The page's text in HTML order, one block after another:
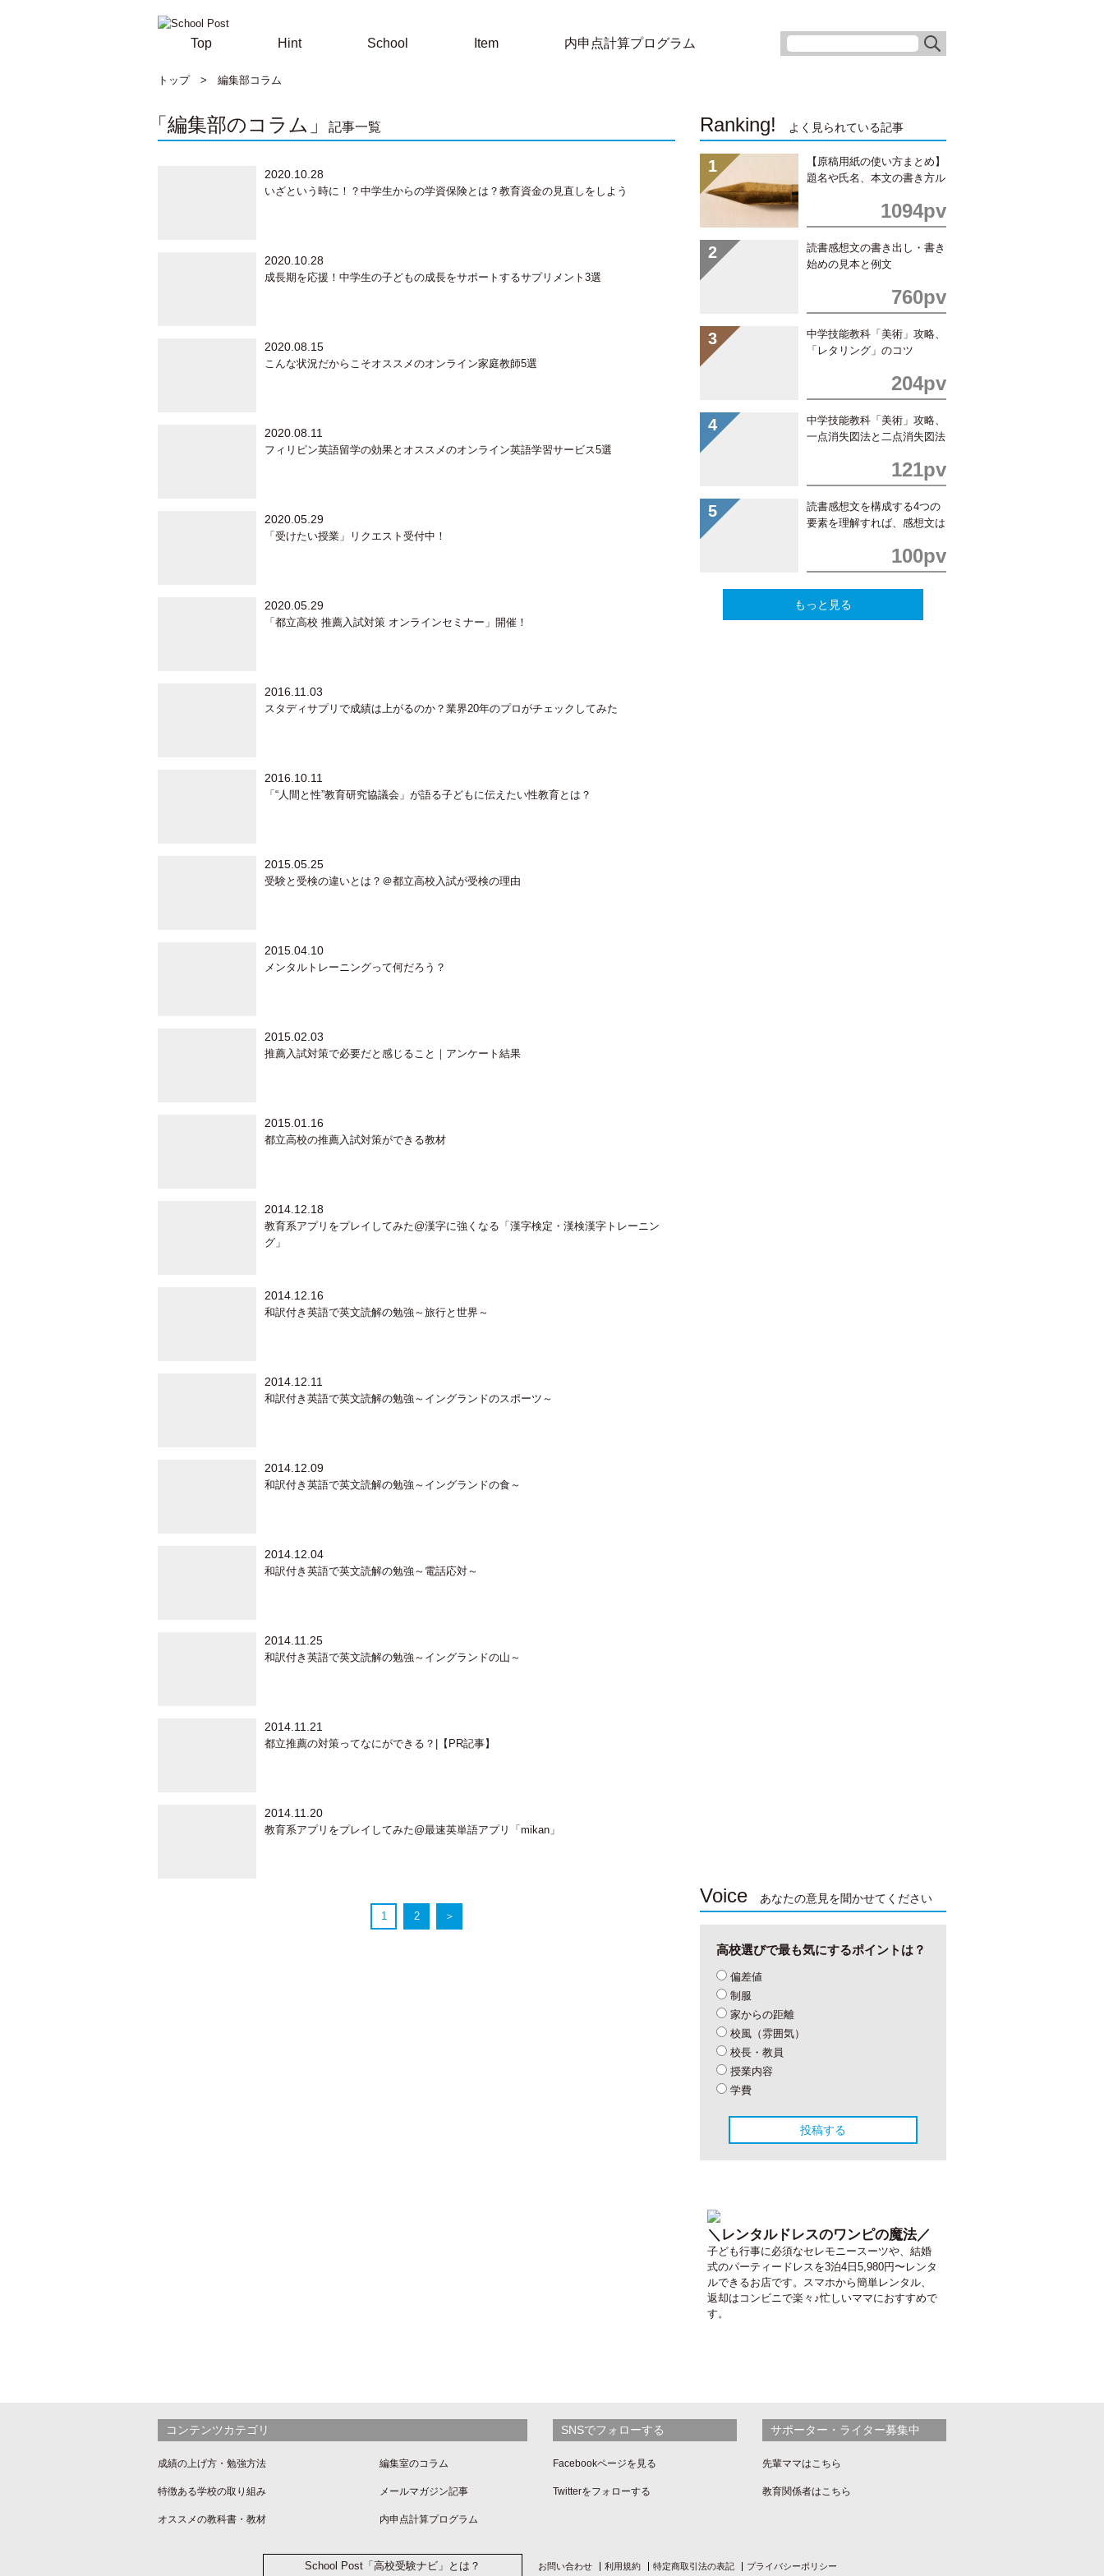
Top Hint School Item 内申点計算プログラム
トップ> 編集部コラム
「編集部のコラム」 記事一覧
2020.10.28
いざという時に！？中学生からの学資保険とは？教育資金の見直しをしよう
2020.10.28
成長期を応援！中学生の子どもの成長をサポートするサプリメント3選
2020.08.15
こんな状況だからこそオススメのオンライン家庭教師5選
2020.08.11
フィリピン英語留学の効果とオススメのオンライン英語学習サービス5選
2020.05.29
「受けたい授業」リクエスト受付中！
2020.05.29
「都立高校 推薦入試対策 オンラインセミナー」開催！
2016.11.03
スタディサプリで成績は上がるのか？業界20年のプロがチェックしてみた
2016.10.11
「“人間と性”教育研究協議会」が語る子どもに伝えたい性教育とは？
2015.05.25
受験と受検の違いとは？＠都立高校入試が受検の理由
2015.04.10
メンタルトレーニングって何だろう？
2015.02.03
推薦入試対策で必要だと感じること｜アンケート結果
2015.01.16
都立高校の推薦入試対策ができる教材
2014.12.18
教育系アプリをプレイしてみた@漢字に強くなる「漢字検定・漢検漢字トレーニン
グ」
2014.12.16
和訳付き英語で英文読解の勉強～旅行と世界～
2014.12.11
和訳付き英語で英文読解の勉強～イングランドのスポーツ～
2014.12.09
和訳付き英語で英文読解の勉強～イングランドの食～
2014.12.04
和訳付き英語で英文読解の勉強～電話応対～
2014.11.25
和訳付き英語で英文読解の勉強～イングランドの山～
2014.11.21
都立推薦の対策ってなにができる？|【PR記事】
2014.11.20
教育系アプリをプレイしてみた@最速英単語アプリ「mikan」
1 2 ＞
Ranking! よく見られている記事
【原稿用紙の使い方まとめ】
題名や氏名、本文の書き方ル
1094pv
読書感想文の書き出し・書き
始めの見本と例文
760pv
中学技能教科「美術」攻略、
「レタリング」のコツ
204pv
中学技能教科「美術」攻略、
一点消失図法と二点消失図法
121pv
読書感想文を構成する4つの
要素を理解すれば、感想文は
100pv
もっと見る
Voice あなたの意見を聞かせてください
高校選びで最も気にするポイントは？
偏差値
制服
家からの距離
校風（雰囲気）
校長・教員
授業内容
学費
＼レンタルドレスのワンピの魔法／
子ども行事に必須なセレモニースーツや、結婚
式のパーティードレスを3泊4日5,980円〜レンタ
ルできるお店です。スマホから簡単レンタル、
返却はコンビニで楽々♪忙しいママにおすすめで
す。
コンテンツカテゴリ
成績の上げ方・勉強方法
特徴ある学校の取り組み
オススメの教科書・教材
編集室のコラム
メールマガジン記事
内申点計算プログラム
SNSでフォローする
Facebookページを見る
Twitterをフォローする
サポーター・ライター募集中
先輩ママはこちら
教育関係者はこちら
School Post「高校受験ナビ」とは？ お問い合わせ 利用規約 特定商取引法の表記 プライバシーポリシー